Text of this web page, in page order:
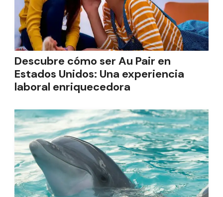
Descubre cómo ser Au Pair en
Estados Unidos: Una experiencia
laboral enriquecedora